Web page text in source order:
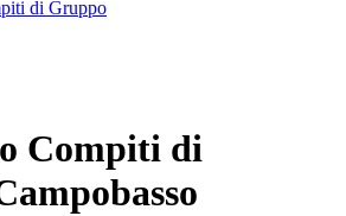
di Gruppo
Compiti di